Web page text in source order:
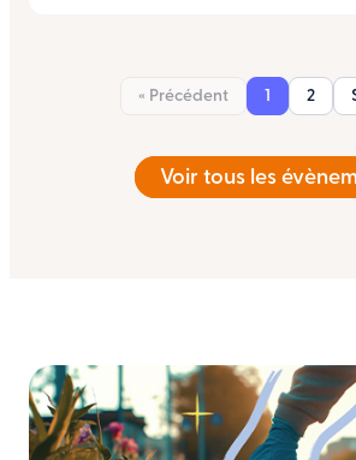
« Précédent 1 2
Voir tous les